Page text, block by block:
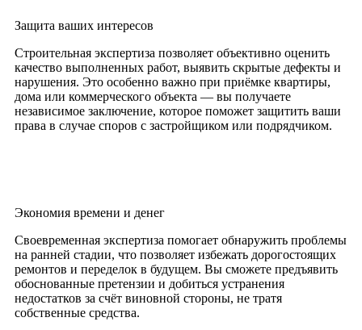
Защита ваших интересов
Строительная экспертиза позволяет объективно оценить
качество выполненных работ, выявить скрытые дефекты и
нарушения. Это особенно важно при приёмке квартиры,
дома или коммерческого объекта — вы получаете
независимое заключение, которое поможет защитить ваши
права в случае споров с застройщиком или подрядчиком.
Экономия времени и денег
Своевременная экспертиза помогает обнаружить проблемы
на ранней стадии, что позволяет избежать дорогостоящих
ремонтов и переделок в будущем. Вы сможете предъявить
обоснованные претензии и добиться устранения
недостатков за счёт виновной стороны, не тратя
собственные средства.